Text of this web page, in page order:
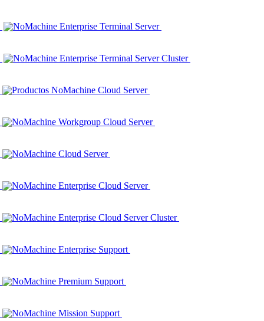
NoMachine Enterprise Terminal Server
NoMachine Enterprise Terminal Server Cluster
Productos NoMachine Cloud Server
NoMachine Workgroup Cloud Server
NoMachine Cloud Server
NoMachine Enterprise Cloud Server
NoMachine Enterprise Cloud Server Cluster
NoMachine Enterprise Support
NoMachine Premium Support
NoMachine Mission Support